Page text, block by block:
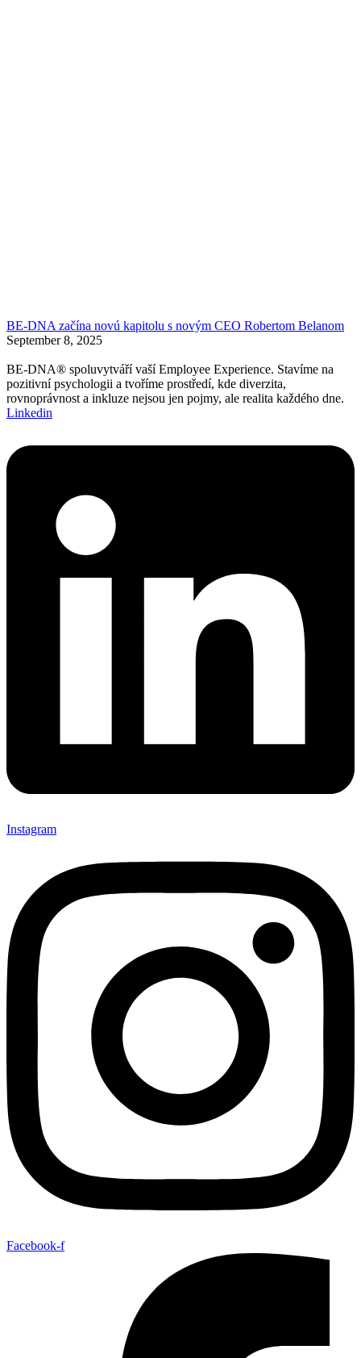
BE-DNA začína novú kapitolu s novým CEO Robertom Belanom
September 8, 2025
BE-DNA® spoluvytváří vaší Employee Experience. Stavíme na
pozitivní psychologii a tvoříme prostředí, kde diverzita,
rovnoprávnost a inkluze nejsou jen pojmy, ale realita každého dne.
Linkedin
Instagram
Facebook-f